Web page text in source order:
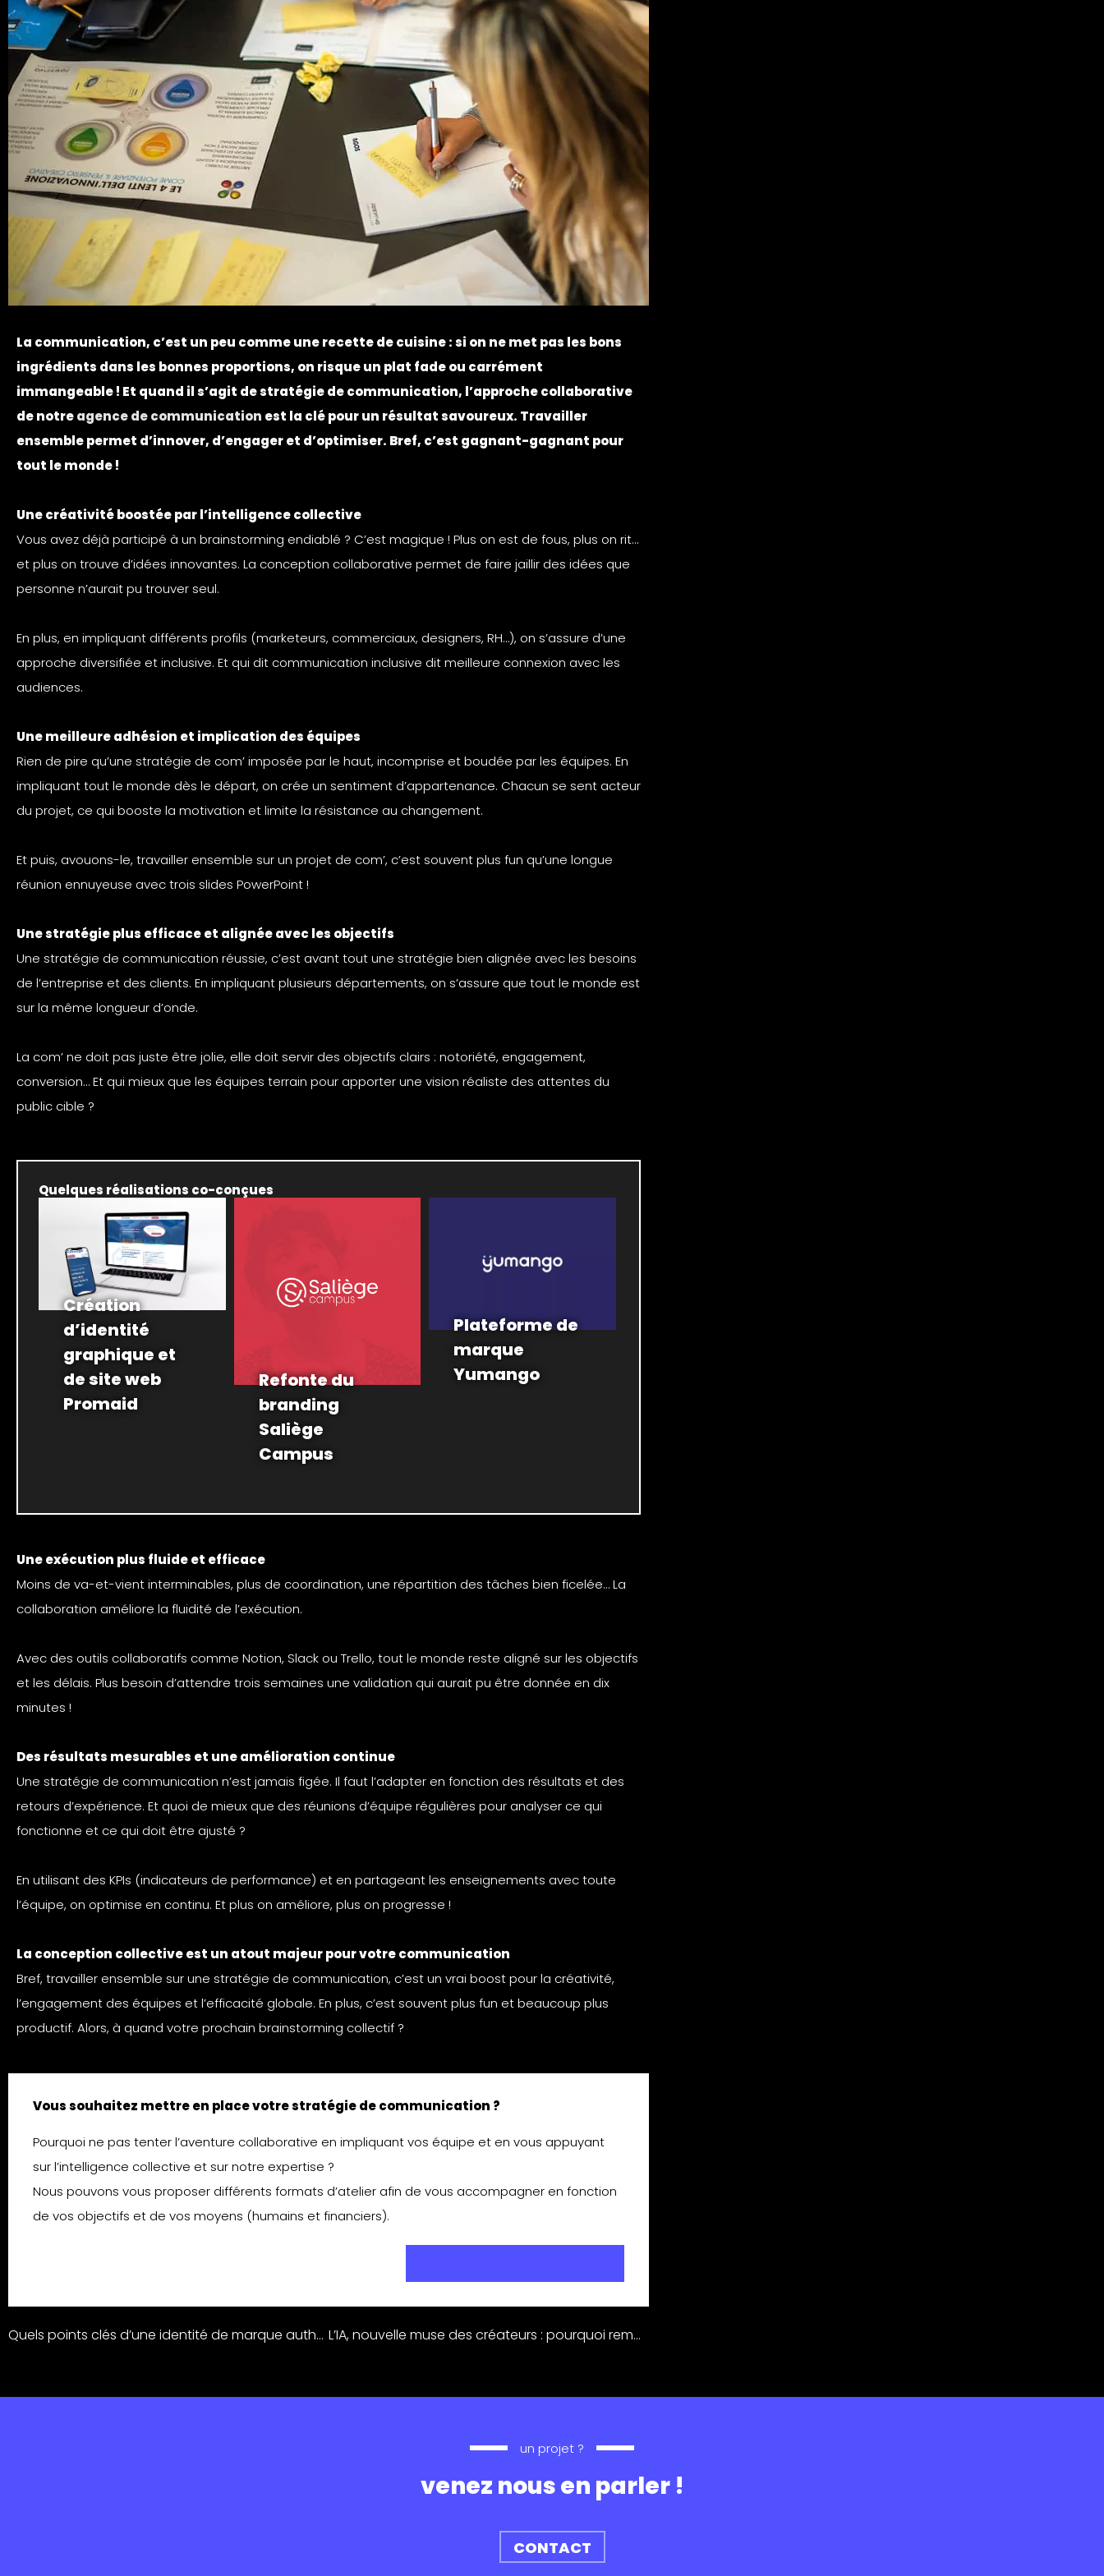
La communication, c’est un peu comme une recette de cuisine : si on ne met pas les bons
ingrédients dans les bonnes proportions, on risque un plat fade ou carrément
immangeable ! Et quand il s’agit de stratégie de communication, l’approche collaborative
de notreagence de communication est la clé pour un résultat savoureux. Travailler
ensemble permet d’innover, d’engager et d’optimiser. Bref, c’est gagnant-gagnant pour
tout le monde !
Une créativité boostée par l’intelligence collective
Vous avez déjà participé à un brainstorming endiablé ? C’est magique ! Plus on est de fous, plus on rit…
et plus on trouve d’idées innovantes. La conception collaborative permet de faire jaillir des idées que
personne n’aurait pu trouver seul.
En plus, en impliquant différents profils (marketeurs, commerciaux, designers, RH…), on s’assure d’une
approche diversifiée et inclusive. Et qui dit communication inclusive dit meilleure connexion avec les
audiences.
Une meilleure adhésion et implication des équipes
Rien de pire qu’une stratégie de com’ imposée par le haut, incomprise et boudée par les équipes. En
impliquant tout le monde dès le départ, on crée un sentiment d’appartenance. Chacun se sent acteur
du projet, ce qui booste la motivation et limite la résistance au changement.
Et puis, avouons-le, travailler ensemble sur un projet de com’, c’est souvent plus fun qu’une longue
réunion ennuyeuse avec trois slides PowerPoint !
Une stratégie plus efficace et alignée avec les objectifs
Une stratégie de communication réussie, c’est avant tout une stratégie bien alignée avec les besoins
de l’entreprise et des clients. En impliquant plusieurs départements, on s’assure que tout le monde est
sur la même longueur d’onde.
La com’ ne doit pas juste être jolie, elle doit servir des objectifs clairs : notoriété, engagement,
conversion… Et qui mieux que les équipes terrain pour apporter une vision réaliste des attentes du
public cible ?
Quelques réalisations co-conçues
Création
d’identité
graphique et
de site web
Promaid
Refonte du
branding
Saliège
Campus
Plateforme de
marque
Yumango
Une exécution plus fluide et efficace
Moins de va-et-vient interminables, plus de coordination, une répartition des tâches bien ficelée… La
collaboration améliore la fluidité de l’exécution.
Avec des outils collaboratifs comme Notion, Slack ou Trello, tout le monde reste aligné sur les objectifs
et les délais. Plus besoin d’attendre trois semaines une validation qui aurait pu être donnée en dix
minutes !
Des résultats mesurables et une amélioration continue
Une stratégie de communication n’est jamais figée. Il faut l’adapter en fonction des résultats et des
retours d’expérience. Et quoi de mieux que des réunions d’équipe régulières pour analyser ce qui
fonctionne et ce qui doit être ajusté ?
En utilisant des KPIs (indicateurs de performance) et en partageant les enseignements avec toute
l’équipe, on optimise en continu. Et plus on améliore, plus on progresse !
La conception collective est un atout majeur pour votre communication
Bref, travailler ensemble sur une stratégie de communication, c’est un vrai boost pour la créativité,
l’engagement des équipes et l’efficacité globale. En plus, c’est souvent plus fun et beaucoup plus
productif. Alors, à quand votre prochain brainstorming collectif ?
Vous souhaitez mettre en place votre stratégie de communication ?
Pourquoi ne pas tenter l’aventure collaborative en impliquant vos équipe et en vous appuyant
sur l’intelligence collective et sur notre expertise ?
Nous pouvons vous proposer différents formats d’atelier afin de vous accompagner en fonction
de vos objectifs et de vos moyens (humains et financiers).
Quels points clés d’une identité de marque authentique ? L’IA, nouvelle muse des créateurs : pourquoi remplacer les banques d’images ?
un projet ?
venez nous en parler !
CONTACT